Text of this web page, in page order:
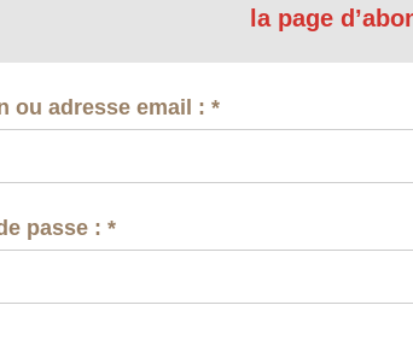
la page
ou adresse email :*
passe :*